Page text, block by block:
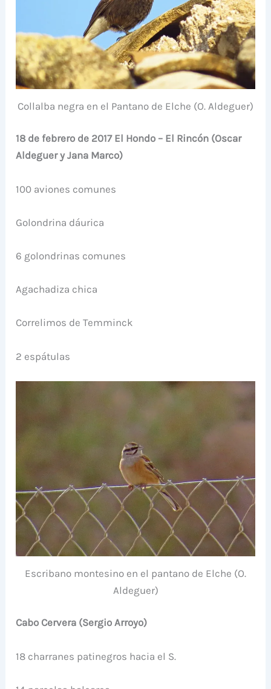
Collalba negra en el Pantano de Elche (O. Aldeguer)
18 de febrero de 2017 El Hondo – El Rincón (Oscar
Aldeguer y Jana Marco)
100 aviones comunes
Golondrina dáurica
6 golondrinas comunes
Agachadiza chica
Correlimos de Temminck
2 espátulas
Escribano montesino en el pantano de Elche (O.
Aldeguer)
Cabo Cervera (Sergio Arroyo)
18 charranes patinegros hacia el S.